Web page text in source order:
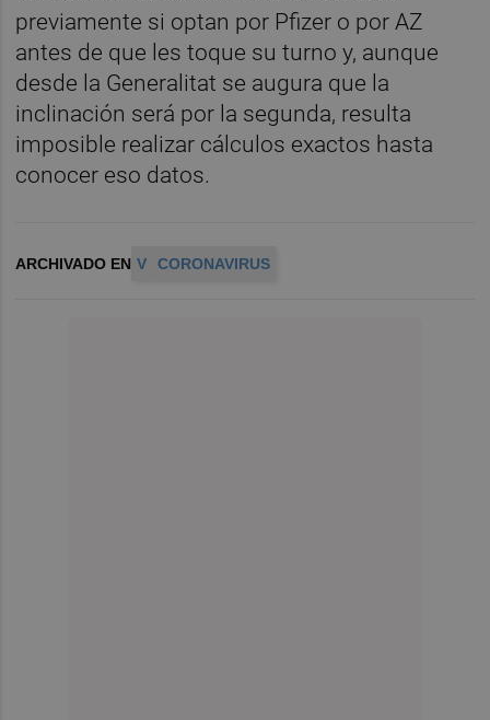
previamente si optan por Pfizer o por AZ
antes de que les toque su turno y, aunque
desde la Generalitat se augura que la
inclinación será por la segunda, resulta
imposible realizar cálculos exactos hasta
conocer eso datos.
ARCHIVADO EN V CORONAVIRUS